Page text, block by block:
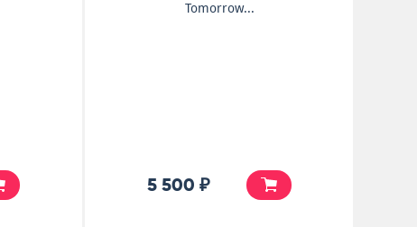
Tomorrow...
5 500 ₽